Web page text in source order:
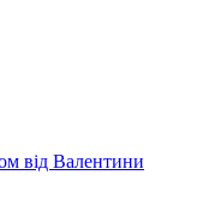
від Валентини